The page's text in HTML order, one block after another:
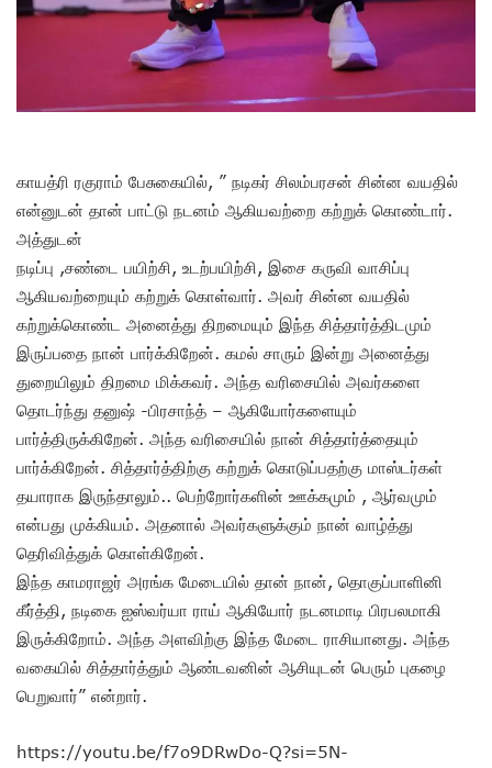
காயத்ரி ரகுராம் பேசுகையில், ” நடிகர் சிலம்பரசன் சின்ன வயதில்
என்னுடன் தான் பாட்டு நடனம் ஆகியவற்றை கற்றுக் கொண்டார்.
அத்துடன்
நடிப்பு ,சண்டை பயிற்சி, உடற்பயிற்சி, இசை கருவி வாசிப்பு
ஆகியவற்றையும் கற்றுக் கொள்வார். அவர் சின்ன வயதில்
கற்றுக்கொண்ட அனைத்து திறமையும் இந்த சித்தார்த்திடமும்
இருப்பதை நான் பார்க்கிறேன். கமல் சாரும் இன்று அனைத்து
துறையிலும் திறமை மிக்கவர். அந்த வரிசையில் அவர்களை
தொடர்ந்து தனுஷ் -பிரசாந்த் – ஆகியோர்களையும்
பார்த்திருக்கிறேன். அந்த வரிசையில் நான் சித்தார்த்தையும்
பார்க்கிறேன். சித்தார்த்திற்கு கற்றுக் கொடுப்பதற்கு மாஸ்டர்கள்
தயாராக இருந்தாலும்.. பெற்றோர்களின் ஊக்கமும் , ஆர்வமும்
என்பது முக்கியம். அதனால் அவர்களுக்கும் நான் வாழ்த்து
தெரிவித்துக் கொள்கிறேன்.
இந்த காமராஜர் அரங்க மேடையில் தான் நான், தொகுப்பாளினி
கீர்த்தி, நடிகை ஐஸ்வர்யா ராய் ஆகியோர் நடனமாடி பிரபலமாகி
இருக்கிறோம். அந்த அளவிற்கு இந்த மேடை ராசியானது. அந்த
வகையில் சித்தார்த்தும் ஆண்டவனின் ஆசியுடன் பெரும் புகழை
பெறுவார்” என்றார்.
https://youtu.be/f7o9DRwDo-Q?si=5N-